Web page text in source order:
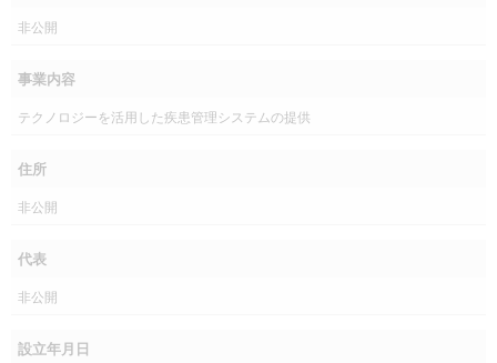
非公開
事業内容
テクノロジーを活用した疾患管理システムの提供
住所
非公開
代表
非公開
設立年月日